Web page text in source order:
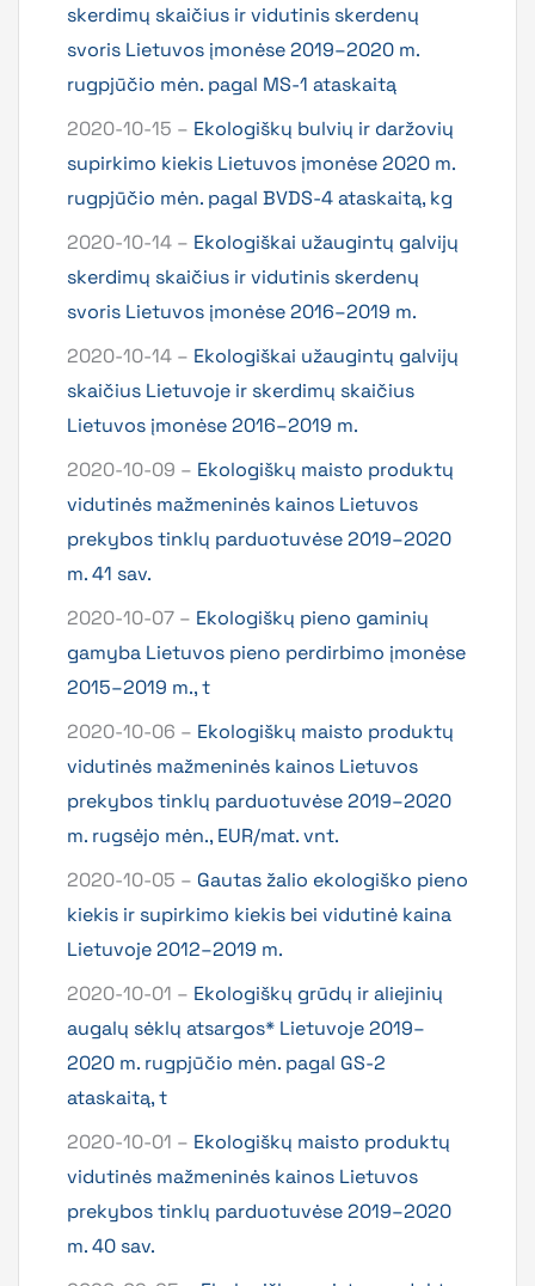
skerdimų skaičius ir vidutinis skerdenų
svoris Lietuvos įmonėse 2019–2020 m.
rugpjūčio mėn. pagal MS-1 ataskaitą
2020-10-15 – Ekologiškų bulvių ir daržovių
supirkimo kiekis Lietuvos įmonėse 2020 m.
rugpjūčio mėn. pagal BVDS-4 ataskaitą, kg
2020-10-14 – Ekologiškai užaugintų galvijų
skerdimų skaičius ir vidutinis skerdenų
svoris Lietuvos įmonėse 2016–2019 m.
2020-10-14 – Ekologiškai užaugintų galvijų
skaičius Lietuvoje ir skerdimų skaičius
Lietuvos įmonėse 2016–2019 m.
2020-10-09 – Ekologiškų maisto produktų
vidutinės mažmeninės kainos Lietuvos
prekybos tinklų parduotuvėse 2019–2020
m. 41 sav.
2020-10-07 – Ekologiškų pieno gaminių
gamyba Lietuvos pieno perdirbimo įmonėse
2015–2019 m., t
2020-10-06 – Ekologiškų maisto produktų
vidutinės mažmeninės kainos Lietuvos
prekybos tinklų parduotuvėse 2019–2020
m. rugsėjo mėn., EUR/mat. vnt.
2020-10-05 – Gautas žalio ekologiško pieno
kiekis ir supirkimo kiekis bei vidutinė kaina
Lietuvoje 2012–2019 m.
2020-10-01 – Ekologiškų grūdų ir aliejinių
augalų sėklų atsargos* Lietuvoje 2019–
2020 m. rugpjūčio mėn. pagal GS-2
ataskaitą, t
2020-10-01 – Ekologiškų maisto produktų
vidutinės mažmeninės kainos Lietuvos
prekybos tinklų parduotuvėse 2019–2020
m. 40 sav.